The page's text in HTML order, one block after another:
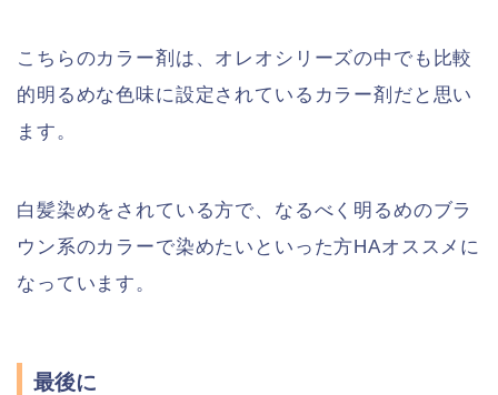
こちらのカラー剤は、オレオシリーズの中でも比較
的明るめな色味に設定されているカラー剤だと思い
ます。
白髪染めをされている方で、なるべく明るめのブラ
ウン系のカラーで染めたいといった方HAオススメに
なっています。
最後に